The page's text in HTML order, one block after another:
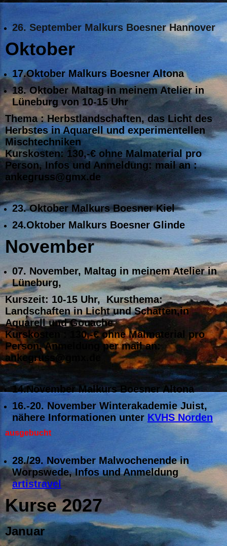
26. September Malkurs Boesner Hannover
Oktober
17.Oktober Malkurs Boesner Altona
18. Oktober Maltag in meinem Atelier in
Lüneburg von 10-15 Uhr
Thema : Herbstlandschaften, das Licht des
Herbstes in Aquarell und experimentellen
Mischtechniken
Kurskosten: 130,-€ ohne Malmaterial pro
Person, Infos und Anmeldung: mail an :
ankegruss@gmx.de
23. Oktober Malkurs Boesner Kiel
24.Oktober Malkurs Boesner Glinde
November
07. November, Maltag in meinem Atelier in
Lüneburg,
Kurszeit: 10-15 Uhr, Kursthema:
Landschaften in Licht und Schatten,in
Aquarell und Gouache
Kurskosten : 130,-€ ohne Malmaterial pro
Person, Anmeldung per mail an:
ankegruss@gmx.de
14.November Malkurs Boesner Altona
16.-20. November Winterakademie Juist,
nähere Informationen unter KVHS Norden
ausgebucht
28./29. November Malwochenende in
Worpswede, Infos und Anmeldung
artistravel
Kurse 2027
Januar